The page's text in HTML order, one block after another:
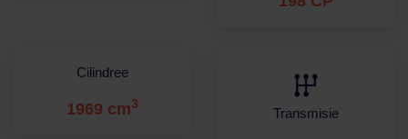
Cilindree
1969 cm3
Transmisie